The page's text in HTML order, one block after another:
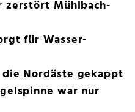
zerstört Mühlbach-
für Wasser-
Nordäste gekappt
war nur